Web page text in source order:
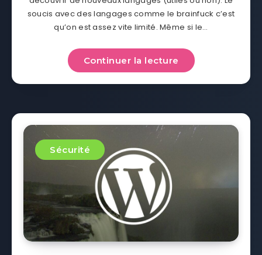
soucis avec des langages comme le brainfuck c’est
qu’on est assez vite limité. Même si le…
Continuer la lecture
Sécurité